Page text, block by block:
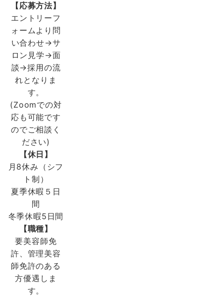
【応募方法】
エントリーフ
ォームより問
い合わせ→サ
ロン見学→面
談→採用の流
れとなりま
す。
(Zoomでの対
応も可能です
のでご相談く
ださい)
【休日】
月8休み（シフ
ト制）
夏季休暇５日
間
冬季休暇5日間
【職種】
要美容師免
許、管理美容
師免許のある
方優遇しま
す。